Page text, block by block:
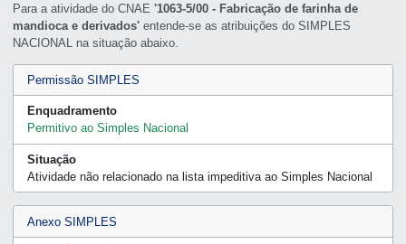
Para a atividade do CNAE'1063-5/00 - Fabricação de farinha de
mandioca e derivados' entende-se as atribuições do SIMPLES
NACIONAL na situação abaixo.
Permissão SIMPLES
Enquadramento
Permitivo ao Simples Nacional
Situação
Atividade não relacionado na lista impeditiva ao Simples Nacional
Anexo SIMPLES